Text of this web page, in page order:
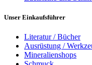
Unser Einkaufsführer
Literatur / Bücher
Ausrüstung /
Mineralienshops